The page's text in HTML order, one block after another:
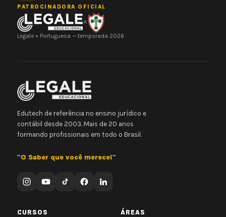
PATROCINADORA OFICIAL
×
Legale × Portuguesa — temporada 2026
Edutech de referência no ensino jurídico e
contábil desde 2003. Mais de 20 anos
formando profissionais em todo o Brasil.
"O Saber que você merece!"
CURSOS ÁREAS